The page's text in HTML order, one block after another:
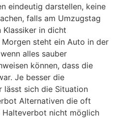
eindeutig darstellen, keine
falls am Umzugstag
Klassiker in dicht
steht ein Auto in der
alles sauber
können, dass die
Je besser die
lässt sich die Situation
Alternativen die oft
nicht möglich